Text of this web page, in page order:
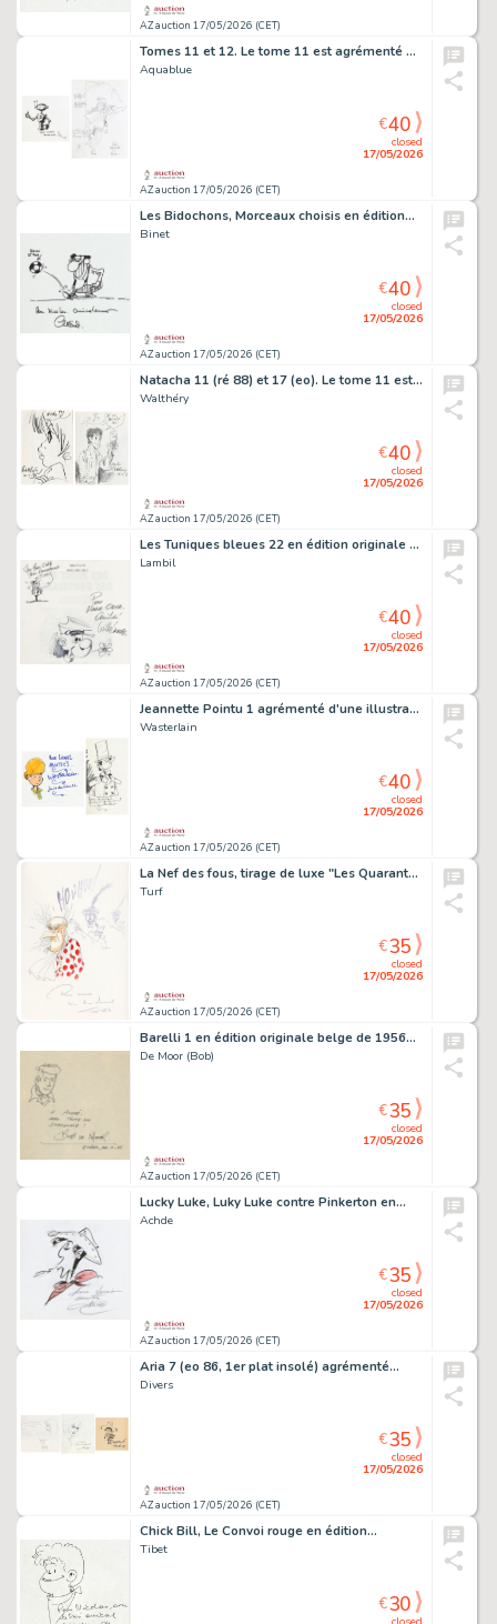
AZ auction 17/05/2026 (CET)
Tomes 11 et 12. Le tome 11 est agrémenté d'une…
Aquablue
AZ auction 17/05/2026 (CET)
closed
17/05/2026
€40
Les Bidochons, Morceaux choisis en édition…
Binet
AZ auction 17/05/2026 (CET)
closed
17/05/2026
€40
Natacha 11 (ré 88) et 17 (eo). Le tome 11 est…
Walthéry
AZ auction 17/05/2026 (CET)
closed
17/05/2026
€40
Les Tuniques bleues 22 en édition originale de…
Lambil
AZ auction 17/05/2026 (CET)
closed
17/05/2026
€40
Jeannette Pointu 1 agrémenté d'une illustration…
Wasterlain
AZ auction 17/05/2026 (CET)
closed
17/05/2026
€40
La Nef des fous, tirage de luxe "Les Quarante six…
Turf
AZ auction 17/05/2026 (CET)
closed
17/05/2026
€35
Barelli 1 en édition originale belge de 1956…
De Moor (Bob)
AZ auction 17/05/2026 (CET)
closed
17/05/2026
€35
Lucky Luke, Luky Luke contre Pinkerton en…
Achde
AZ auction 17/05/2026 (CET)
closed
17/05/2026
€35
Aria 7 (eo 86, 1er plat insolé) agrémenté…
Divers
AZ auction 17/05/2026 (CET)
closed
17/05/2026
€35
Chick Bill, Le Convoi rouge en édition…
Tibet
€30